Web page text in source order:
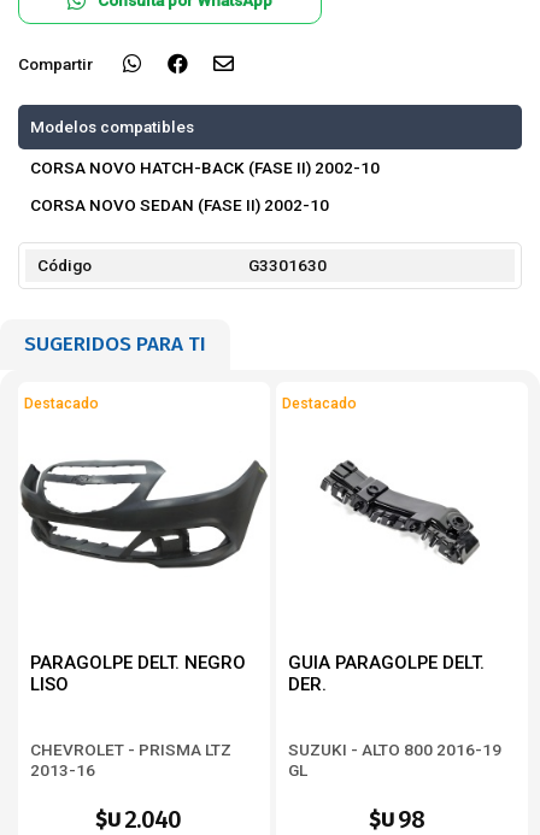
Compartir
Modelos compatibles
CORSA NOVO HATCH-BACK (FASE II) 2002-10
CORSA NOVO SEDAN (FASE II) 2002-10
Código G3301630
SUGERIDOS PARA TI
Destacado
PARAGOLPE DELT. NEGRO
LISO
CHEVROLET - PRISMA LTZ
2013-16
$U2.040
Destacado
GUIA PARAGOLPE DELT.
DER.
SUZUKI - ALTO 800 2016-19
GL
$U 98